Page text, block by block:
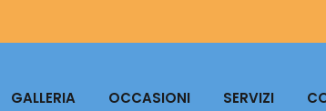
GALLERIA OCCASIONI SERVIZI